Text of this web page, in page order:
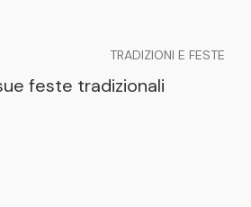
TRADIZIONI E FESTE
feste tradizionali